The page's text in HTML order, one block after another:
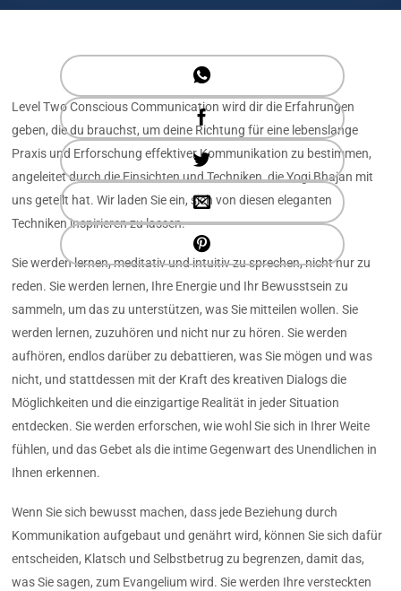
Level Two Conscious Communication wird dir die Erfahrungen
geben, die du brauchst, um deine Richtung für eine lebenslange
Praxis und Erforschung effektiver Kommunikation zu bestimmen,
angeleitet durch die Einsichten und Techniken, die Yogi Bhajan mit
uns geteilt hat. Wir laden Sie ein, sich von diesen eleganten
Techniken inspirieren zu lassen.
Sie werden lernen, meditativ und intuitiv zu sprechen, nicht nur zu
reden. Sie werden lernen, Ihre Energie und Ihr Bewusstsein zu
sammeln, um das zu unterstützen, was Sie mitteilen wollen. Sie
werden lernen, zuzuhören und nicht nur zu hören. Sie werden
aufhören, endlos darüber zu debattieren, was Sie mögen und was
nicht, und stattdessen mit der Kraft des kreativen Dialogs die
Möglichkeiten und die einzigartige Realität in jeder Situation
entdecken. Sie werden erforschen, wie wohl Sie sich in Ihrer Weite
fühlen, und das Gebet als die intime Gegenwart des Unendlichen in
Ihnen erkennen.
Wenn Sie sich bewusst machen, dass jede Beziehung durch
Kommunikation aufgebaut und genährt wird, können Sie sich dafür
entscheiden, Klatsch und Selbstbetrug zu begrenzen, damit das,
was Sie sagen, zum Evangelium wird. Sie werden Ihre versteckten